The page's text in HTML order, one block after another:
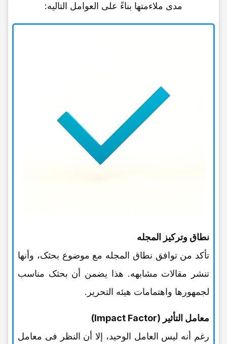
مدى ملاءمتها بناءً على العوامل التالیه:
نطاق وترکیز المجله
تأکد من توافق نطاق المجله مع موضوع بحثک، وأنها
تنشر مقالات مشابهه. هذا یضمن أن بحثک مناسب
لجمهورها واهتمامات هیئه التحریر.
معامل التأثیر (Impact Factor)
رغم أنه لیس العامل الوحید، إلا أن النظر فی معامل